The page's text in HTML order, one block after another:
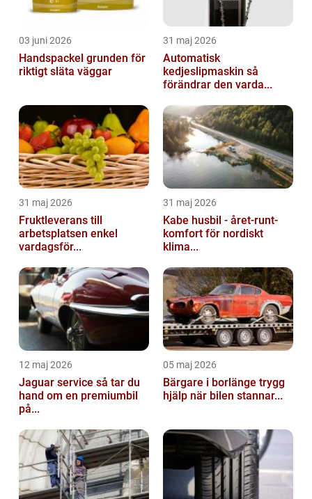
03 juni 2026
Handspackel grunden för
riktigt släta väggar
31 maj 2026
Automatisk
kedjeslipmaskin så
förändrar den varda...
31 maj 2026
Fruktleverans till
arbetsplatsen enkel
vardagsför...
31 maj 2026
Kabe husbil - året-runt-
komfort för nordiskt
klima...
12 maj 2026
Jaguar service så tar du
hand om en premiumbil
på...
05 maj 2026
Bärgare i borlänge trygg
hjälp när bilen stannar...